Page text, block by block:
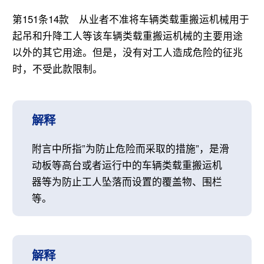
第151条14款 从业者不准将车辆类载重搬运机械用于
起吊和升降工人等该车辆类载重搬运机械的主要用途
以外的其它用途。但是，没有对工人造成危险的征兆
时，不受此款限制。
解释
附言中所指”为防止危险而采取的措施”，是滑
动板等高台或者运行中的车辆类载重搬运机
器等为防止工人坠落而设置的覆盖物、围栏
等。
解释